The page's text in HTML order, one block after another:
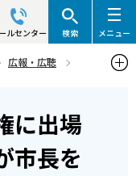
ルセンター 検索 メニュー
広報・広聴
長を表敬訪問
に出場
市長を